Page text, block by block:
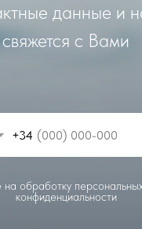
данные и
свяжется с Вами
+34
обработку
конфиденциальности